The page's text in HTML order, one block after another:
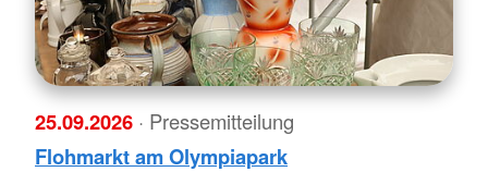
25.09.2026 · Pressemitteilung
Flohmarkt am Olympiapark